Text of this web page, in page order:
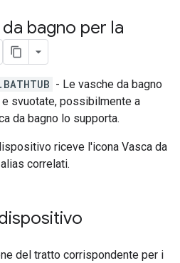
bagno per la
- Le vasche da bagno
svuotate, possibilmente a
da bagno lo supporta.
riceve l'icona Vasca da
correlati.
del tratto corrispondente per i